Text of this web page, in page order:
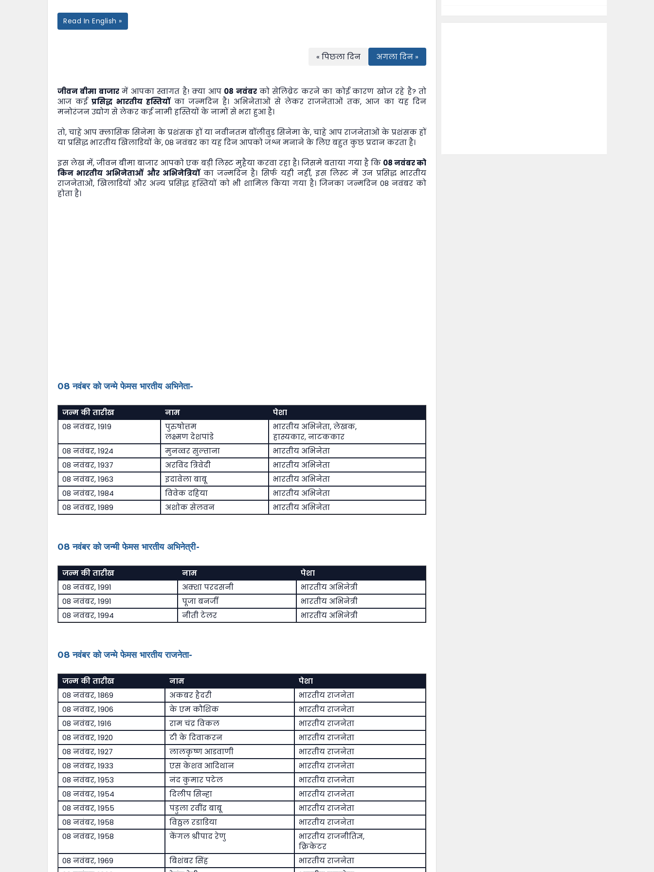
Read In English »
« पिछला दिन अगला दिन »
जीवन बीमा बाजारमें आपका स्वागत है! क्या आप 08 नवंबरको सेलिब्रेट करने का कोई कारण खोज रहे है? तो
आज कईप्रसिद्ध भारतीय हस्तियोंका जन्मदिन है। अभिनेताओं से लेकर राजनेताओं तक, आज का यह दिन
मनोरंजन उद्योग से लेकर कई नामी हस्तियों के नामों से भरा हुआ है।
तो, चाहे आप क्लासिक सिनेमा के प्रशंसक हों या नवीनतम बॉलीवुड सिनेमा के, चाहे आप राजनेताओं के प्रशंसक हों
या प्रसिद्ध भारतीय खिलाडियों के, 08 नवंबर का यह दिन आपको जश्न मनाने के लिए बहुत कुछ प्रदान करता है।
इस लेख में,जीवन बीमा बाजार आपको एक बड़ी लिस्ट मुहैया करवा रहा है। जिसमे बताया गया है कि 08 नवंबर को
किन भारतीय अभिनेताओं और अभिनेत्रियोंका जन्मदिन है। सिर्फ यही नहीं, इस लिस्ट में उन प्रसिद्ध भारतीय
राजनेताओं, खिलाडियों और अन्य प्रसिद्ध हस्तियों को भी शामिल किया गया है। जिनका जन्मदिन 08 नवंबर को
होता है।
08 नवंबर को जन्मे फेमस भारतीय अभिनेता-
जन्म की तारीख नाम
पेशा
08 नवंबर, 1919
पुरुषोत्तम
लक्ष्मण देशपांडे
भारतीय अभिनेता, लेखक,
हास्यकार, नाटककार
08 नवंबर, 1924
मुनव्वर सुल्ताना
भारतीय अभिनेता
08 नवंबर, 1937
अरविंद त्रिवेदी
भारतीय अभिनेता
08 नवंबर, 1963
इदावेला बाबू
भारतीय अभिनेता
08 नवंबर, 1984
विवेक दहिया
भारतीय अभिनेता
08 नवंबर, 1989
अशोक सेलवन भारतीय अभिनेता
08 नवंबर को जन्मी फेमस भारतीय अभिनेत्री-
जन्म की तारीख नाम
पेशा
08 नवंबर, 1991
अक्शा परदसनी
भारतीय अभिनेत्री
08 नवंबर, 1991
पूजा बनर्जी
भारतीय अभिनेत्री
08 नवंबर, 1994
नीती टेलर भारतीय अभिनेत्री
08 नवंबर को जन्मे फेमस भारतीय राजनेता-
जन्म की तारीख नाम
पेशा
08 नवंबर, 1869
अकबर हैदरी
भारतीय राजनेता
08 नवंबर, 1906
के एम कौशिक
भारतीय राजनेता
08 नवंबर, 1916
राम चंद्र विकल
भारतीय राजनेता
08 नवंबर, 1920
टी के दिवाकरन
भारतीय राजनेता
08 नवंबर, 1927
लालकृष्ण आडवाणी
भारतीय राजनेता
08 नवंबर, 1933
एस केशव आदिथान
भारतीय राजनेता
08 नवंबर, 1953
नंद कुमार पटेल
भारतीय राजनेता
08 नवंबर, 1954
दिलीप सिन्हा
भारतीय राजनेता
08 नवंबर, 1955
पंडुला रवींद्र बाबू
भारतीय राजनेता
08 नवंबर, 1958
विठ्ठल रडाडिया
भारतीय राजनेता
08 नवंबर, 1958
केंगल श्रीपाद रेणु
भारतीय राजनीतिज्ञ,
क्रिकेटर
08 नवंबर, 1969
बिशंबर सिंह
भारतीय राजनेता